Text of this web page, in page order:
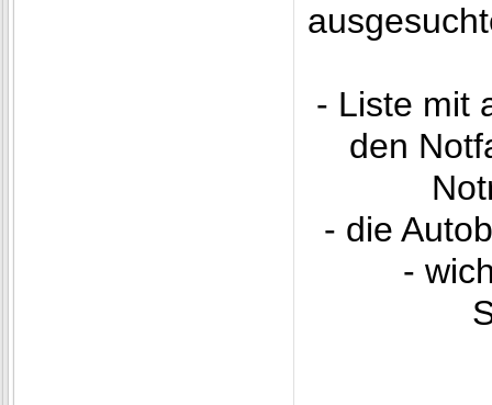
- Liste mit
den
- die
-